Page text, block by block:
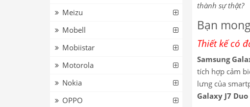
thành sự thật?
Bạn
Thiết kế có
Samsung
tích hợp cảm
lưng của
Galaxy J7 Duo
Meizu
Mobell
Mobiistar
Motorola
Nokia
OPPO